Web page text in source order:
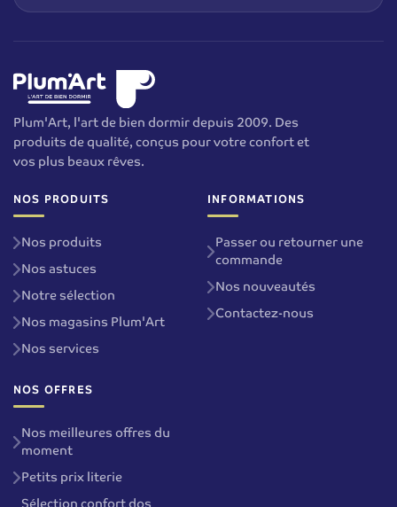
Plum'Art, l'art de bien dormir depuis 2009. Des
produits de qualité, conçus pour votre confort et
vos plus beaux rêves.
NOS PRODUITS
Nos produits
Nos astuces
Notre sélection
Nos magasins Plum'Art
Nos services
INFORMATIONS
Passer ou retourner une
commande
Nos nouveautés
Contactez-nous
NOS OFFRES
Nos meilleures offres du
moment
Petits prix literie